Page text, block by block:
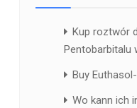
Kup roztwór
Pentobarbitalu
Buy
Wo kann ich